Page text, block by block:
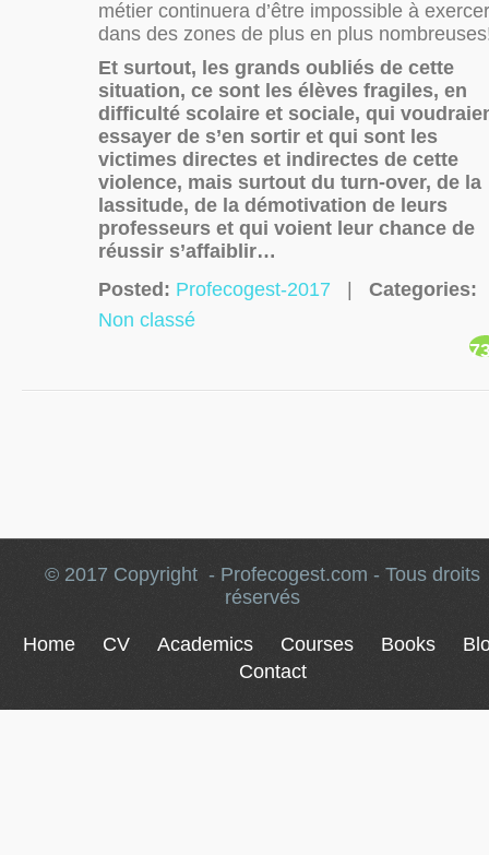
métier continuera d’être impossible à exercer
dans des zones de plus en plus
Et surtout, les grands oubliés de cette
situation, ce sont les élèves fragiles, en
difficulté scolaire et sociale, qui
essayer de s’en sortir et qui sont les
victimes directes et indirectes de cette
violence, mais surtout du turn-over, de la
lassitude, de la démotivation de leurs
professeurs et qui voient leur chance de
réussir s’affaiblir…
Posted: Profecogest-2017
Categories:
Non classé
© 2017 Copyright - Profecogest.com - Tous droits
réservés
Home CV Academics Courses Books
Contact